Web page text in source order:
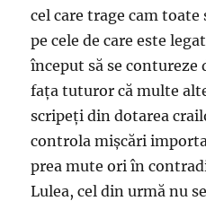
cel care trage cam
pe cele de care este
început să se contureze
faţa tuturor că multe
scripeţi din dotarea
controla mişcări
prea mute ori în
Lulea, cel din urmă nu